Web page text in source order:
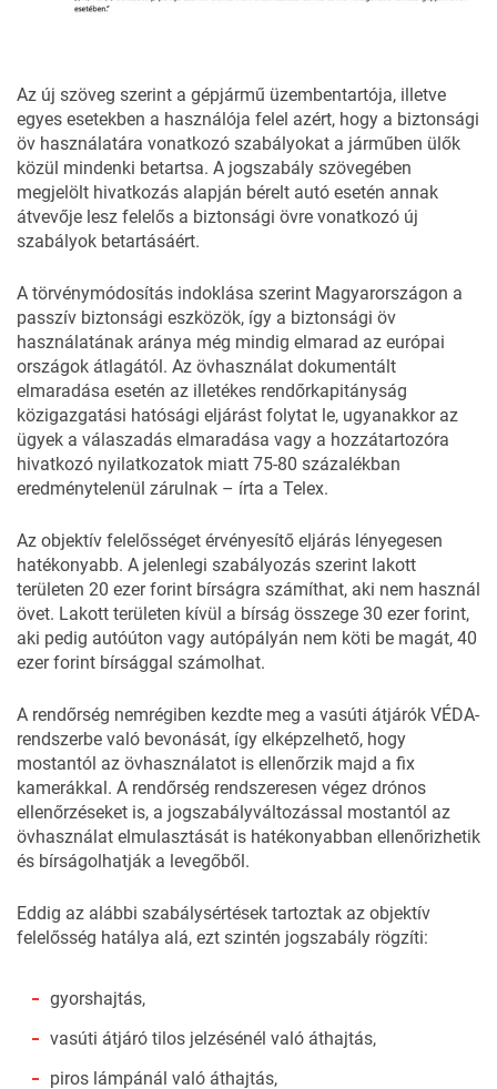
Az új szöveg szerint a gépjármű üzembentartója, illetve
egyes esetekben a használója felel azért, hogy a biztonsági
öv használatára vonatkozó szabályokat a járműben ülők
közül mindenki betartsa. A jogszabály szövegében
megjelölt hivatkozás alapján bérelt autó esetén annak
átvevője lesz felelős a biztonsági övre vonatkozó új
szabályok betartásáért.
A törvénymódosítás indoklása szerint Magyarországon a
passzív biztonsági eszközök, így a biztonsági öv
használatának aránya még mindig elmarad az európai
országok átlagától. Az övhasználat dokumentált
elmaradása esetén az illetékes rendőrkapitányság
közigazgatási hatósági eljárást folytat le, ugyanakkor az
ügyek a válaszadás elmaradása vagy a hozzátartozóra
hivatkozó nyilatkozatok miatt 75-80 százalékban
eredménytelenül zárulnak – írta a Telex.
Az objektív felelősséget érvényesítő eljárás lényegesen
hatékonyabb. A jelenlegi szabályozás szerint lakott
területen 20 ezer forint bírságra számíthat, aki nem használ
övet. Lakott területen kívül a bírság összege 30 ezer forint,
aki pedig autóúton vagy autópályán nem köti be magát, 40
ezer forint bírsággal számolhat.
A rendőrség nemrégiben kezdte meg a vasúti átjárók VÉDA-
rendszerbe való bevonását, így elképzelhető, hogy
mostantól az övhasználatot is ellenőrzik majd a fix
kamerákkal. A rendőrség rendszeresen végez drónos
ellenőrzéseket is, a jogszabályváltozással mostantól az
övhasználat elmulasztását is hatékonyabban ellenőrizhetik
és bírságolhatják a levegőből.
Eddig az alábbi szabálysértések tartoztak az objektív
felelősség hatálya alá, ezt szintén jogszabály rögzíti:
gyorshajtás,
vasúti átjáró tilos jelzésénél való áthajtás,
piros lámpánál való áthajtás,